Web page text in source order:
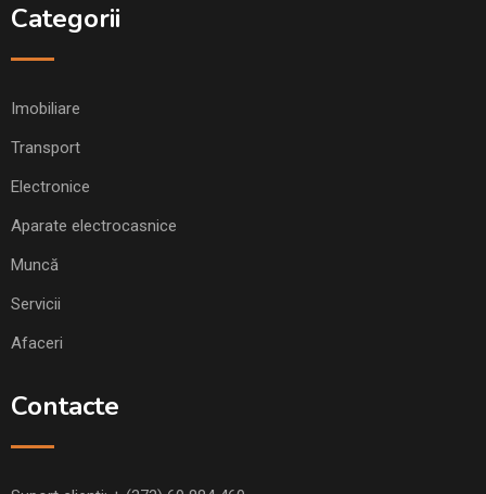
Categorii
Imobiliare
Transport
Electronice
Aparate electrocasnice
Muncă
Servicii
Afaceri
Contacte